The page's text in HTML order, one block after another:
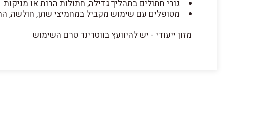
גורי חתולים בתהליך גדילה, חתולות הרות או מניקות
מטופלים עם שימוש מקביל במחמיצי שתן, חולשה,
מזון ייעודי - יש להיוועץ בווטרינר טרם השימוש